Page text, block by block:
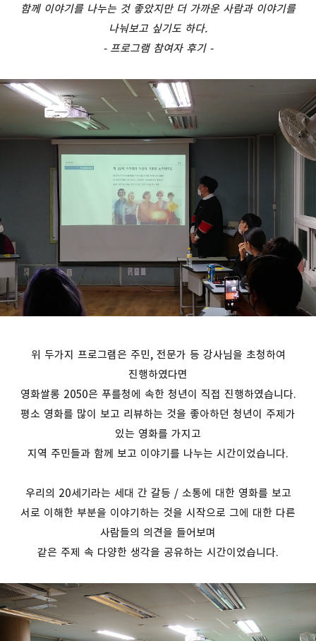
함께 이야기를 나누는 것 좋았지만 더 가까운 사람과 이야기를
나눠보고 싶기도 하다.
- 프로그램 참여자 후기 -
위 두가지 프로그램은 주민, 전문가 등 강사님을 초청하여
진행하였다면
영화쌀롱 2050은 푸를청에 속한 청년이 직접 진행하였습니다.
평소 영화를 많이 보고 리뷰하는 것을 좋아하던 청년이 주제가
있는 영화를 가지고
지역 주민들과 함께 보고 이야기를 나누는 시간이었습니다.
우리의 20세기라는 세대 간 갈등 / 소통에 대한 영화를 보고
서로 이해한 부분을 이야기하는 것을 시작으로 그에 대한 다른
사람들의 의견을 들어보며
같은 주제 속 다양한 생각을 공유하는 시간이었습니다.